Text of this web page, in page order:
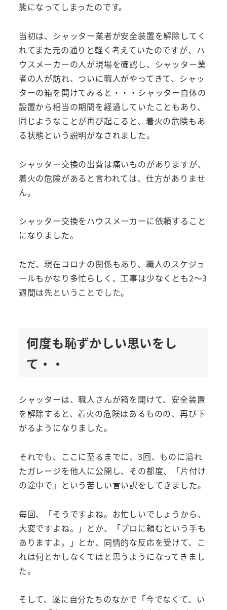
態になってしまったのです。
当初は、シャッター業者が安全装置を解除してく
れてまた元の通りと軽く考えていたのですが、ハ
ウスメーカーの人が現場を確認し、シャッター業
者の人が訪れ、ついに職人がやってきて、シャッ
ターの箱を開けてみると・・・シャッター自体の
設置から相当の期間を経過していたこともあり、
同じようなことが再び起こると、着火の危険もあ
る状態という説明がなされました。
シャッター交換の出費は痛いものがありますが、
着火の危険があると言われては、仕方がありませ
ん。
シャッター交換をハウスメーカーに依頼すること
になりました。
ただ、現在コロナの関係もあり、職人のスケジュ
ールもかなり多忙らしく、工事は少なくとも2～3
週間は先ということでした。
何度も恥ずかしい思いをし
て・・
シャッターは、職人さんが箱を開けて、安全装置
を解除すると、着火の危険はあるものの、再び下
がるようになりました。
それでも、ここに至るまでに、3回、ものに溢れ
たガレージを他人に公開し、その都度、「片付け
の途中で」という苦しい言い訳をしてきました。
毎回、「そうですよね。お忙しいでしょうから、
大変ですよね。」とか、「プロに頼むという手も
ありますよ。」とか、同情的な反応を受けて、こ
れは何とかしなくてはと思うようになってきまし
た。
そして、遂に自分たちのなかで「今でなくて、い